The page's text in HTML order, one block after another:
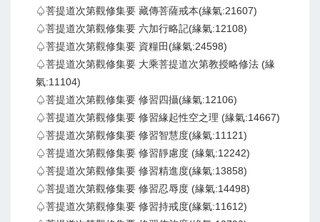
♤菩提道次第觀修集要 藏傳菩薩戒本(緣氣:21607)
♤菩提道次第觀修集要 六加行略記(緣氣:12108)
♤菩提道次第觀修集要 資糧田(緣氣:24598)
♤菩提道次第觀修集要 大乘菩提道次第教授略修法 (緣
氣:11104)
♤菩提道次第觀修集要 修習四攝(緣氣:12106)
♤菩提道次第觀修集要 修習緣起性空之理 (緣氣:14667)
♤菩提道次第觀修集要 修習智慧度(緣氣:11121)
♤菩提道次第觀修集要 修習靜慮度 (緣氣:12242)
♤菩提道次第觀修集要 修習精進度(緣氣:13858)
♤菩提道次第觀修集要 修習忍辱度 (緣氣:14498)
♤菩提道次第觀修集要 修習持戒度(緣氣:11612)